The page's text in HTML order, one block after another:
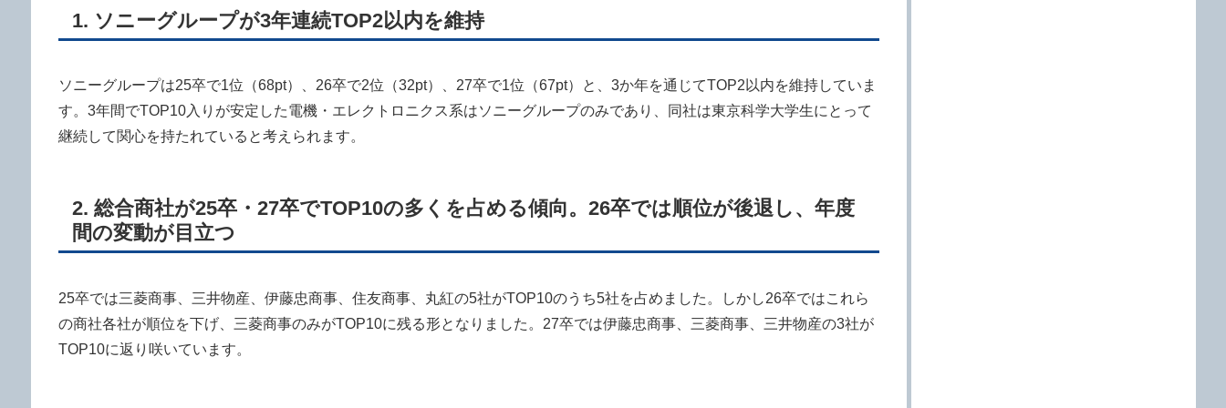
1. ソニーグループが3年連続TOP2以内を維持
ソニーグループは25卒で1位（68pt）、26卒で2位（32pt）、27卒で1位（67pt）と、3か年を通じてTOP2以内を維持していま
す。3年間でTOP10入りが安定した電機・エレクトロニクス系はソニーグループのみであり、同社は東京科学大学生にとって
継続して関心を持たれていると考えられます。
2. 総合商社が25卒・27卒でTOP10の多くを占める傾向。26卒では順位が後退し、年度
間の変動が目立つ
25卒では三菱商事、三井物産、伊藤忠商事、住友商事、丸紅の5社がTOP10のうち5社を占めました。しかし26卒ではこれら
の商社各社が順位を下げ、三菱商事のみがTOP10に残る形となりました。27卒では伊藤忠商事、三菱商事、三井物産の3社が
TOP10に返り咲いています。